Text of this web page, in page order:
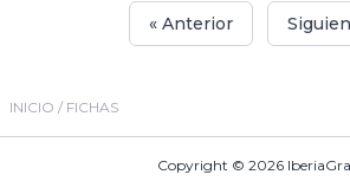
« Anterior
INICIO / FICHAS
Copyright © 2026